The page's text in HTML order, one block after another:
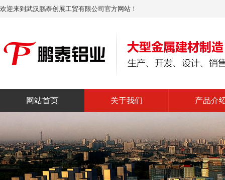
欢迎来到武汉鹏泰创展工贸有限公司官方网站！
网站首页 关于我们 产品介